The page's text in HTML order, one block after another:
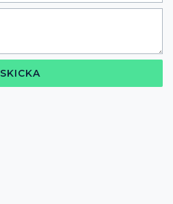
SKICKA